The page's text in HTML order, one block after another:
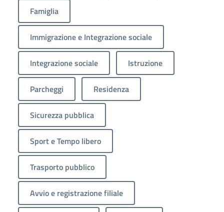
Famiglia
Immigrazione e Integrazione sociale
Integrazione sociale Istruzione
Parcheggi Residenza
Sicurezza pubblica
Sport e Tempo libero
Trasporto pubblico
Avvio e registrazione filiale